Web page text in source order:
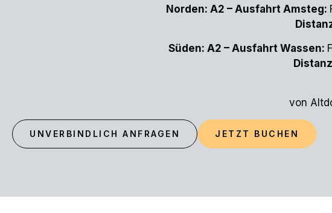
Norden: A2 – Ausfahrt Amsteg:
Süden: A2 – Ausfahrt Wassen:
von
UNVERBINDLICH ANFRAGEN JETZT BUCHEN